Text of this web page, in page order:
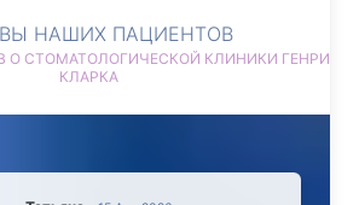
НАШИХ ПАЦИЕНТОВ
О СТОМАТОЛОГИЧЕСКОЙ КЛИНИКИ ГЕНРИ
КЛАРКА